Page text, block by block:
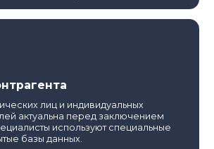
лиц и индивидуальных
актуальна перед заключением
используют специальные
базы данных.